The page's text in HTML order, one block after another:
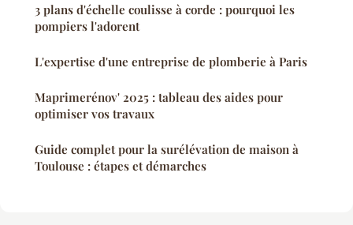
3 plans d'échelle coulisse à corde : pourquoi les
pompiers l'adorent
L'expertise d'une entreprise de plomberie à Paris
Maprimerénov' 2025 : tableau des aides pour
optimiser vos travaux
Guide complet pour la surélévation de maison à
Toulouse : étapes et démarches